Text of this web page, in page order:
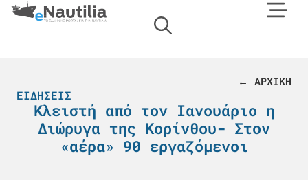
← ΑΡΧΙΚΗ
ΕΙΔΉΣΕΙΣ
Κλειστή από τον Ιανουάριο η
Διώρυγα της Κορίνθου- Στον
«αέρα» 90 εργαζόμενοι